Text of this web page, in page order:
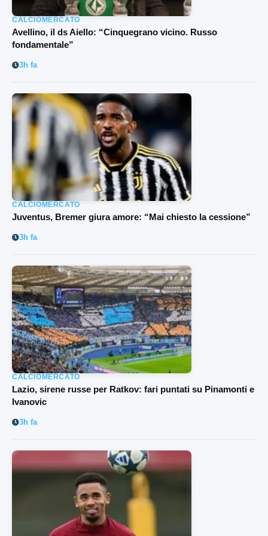
CALCIOMERCATO
Avellino, il ds Aiello: “Cinquegrano vicino. Russo
fondamentale”
3h fa
CALCIOMERCATO
Juventus, Bremer giura amore: “Mai chiesto la cessione”
3h fa
CALCIOMERCATO
Lazio, sirene russe per Ratkov: fari puntati su Pinamonti e
Ivanovic
3h fa